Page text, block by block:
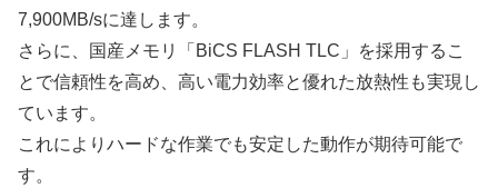
7,900MB/sに達します。
さらに、国産メモリ「BiCS FLASH TLC」を採用するこ
とで信頼性を高め、高い電力効率と優れた放熱性も実現し
ています。
これによりハードな作業でも安定した動作が期待可能で
す。